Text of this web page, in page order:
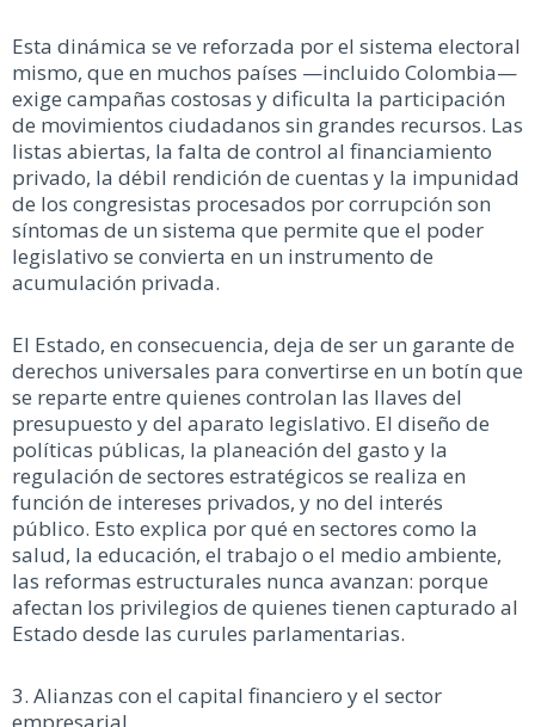
Esta dinámica se ve reforzada por el sistema electoral
mismo, que en muchos países —incluido Colombia—
exige campañas costosas y dificulta la participación
de movimientos ciudadanos sin grandes recursos. Las
listas abiertas, la falta de control al financiamiento
privado, la débil rendición de cuentas y la impunidad
de los congresistas procesados por corrupción son
síntomas de un sistema que permite que el poder
legislativo se convierta en un instrumento de
acumulación privada.
El Estado, en consecuencia, deja de ser un garante de
derechos universales para convertirse en un botín que
se reparte entre quienes controlan las llaves del
presupuesto y del aparato legislativo. El diseño de
políticas públicas, la planeación del gasto y la
regulación de sectores estratégicos se realiza en
función de intereses privados, y no del interés
público. Esto explica por qué en sectores como la
salud, la educación, el trabajo o el medio ambiente,
las reformas estructurales nunca avanzan: porque
afectan los privilegios de quienes tienen capturado al
Estado desde las curules parlamentarias.
3. Alianzas con el capital financiero y el sector
empresarial